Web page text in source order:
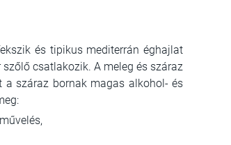
és tipikus mediterrán éghajlat
csatlakozik. A meleg és száraz
száraz bornak magas alkohol- és